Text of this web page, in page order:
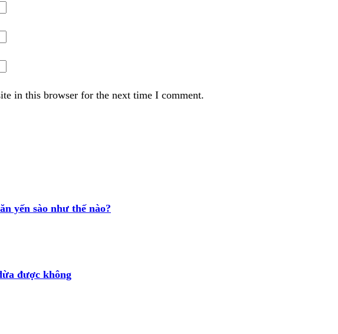
in this browser for the next time I comment.
yến sào như thế nào?
được không